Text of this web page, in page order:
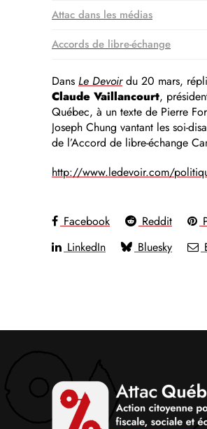
Attac dans les médias
Accords de libre-échange
Dans Le Devoirdu 20 mars,
Claude Vaillancourt,
Québec, à un texte de Pierre
Joseph Chung vantant les soi-
de l’Accord de libre-échange
http://www.ledevoir.com/
Facebook Reddit
LinkedIn
Bluesky